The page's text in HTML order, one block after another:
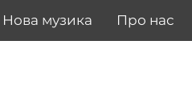
Нова музика Про нас